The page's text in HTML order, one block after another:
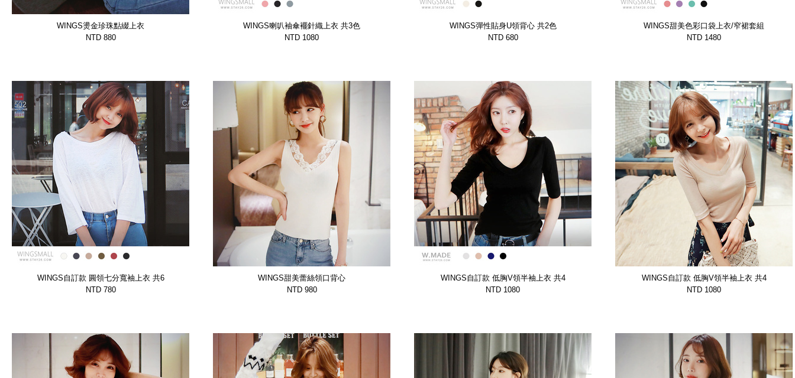
WINGS燙金珍珠點綴上衣
【GTSP10298BSDG】
NTD 880
WINGS喇叭袖傘襬針織上衣 共3色
【WTSP13658DFPV】
NTD 1080
WINGS彈性貼身U領背心 共2色
【WTSP13644DFOZ】
NTD 680
WINGS甜美色彩口袋上衣/窄裙套組
共4色【GSKP10535BSNG】
NTD 1480
WINGS自訂款 圓領七分寬袖上衣 共6
色【WTSP8211CVOY】
NTD 780
WINGS甜美蕾絲領口背心
【WTSP7601CUQP】
NTD 980
WINGS自訂款 低胸V領半袖上衣 共4
色【GTSP7081BNNQ】
NTD 1080
WINGS自訂款 低胸V領半袖上衣 共4
色【GTSP7081BNNQ】
NTD 1080